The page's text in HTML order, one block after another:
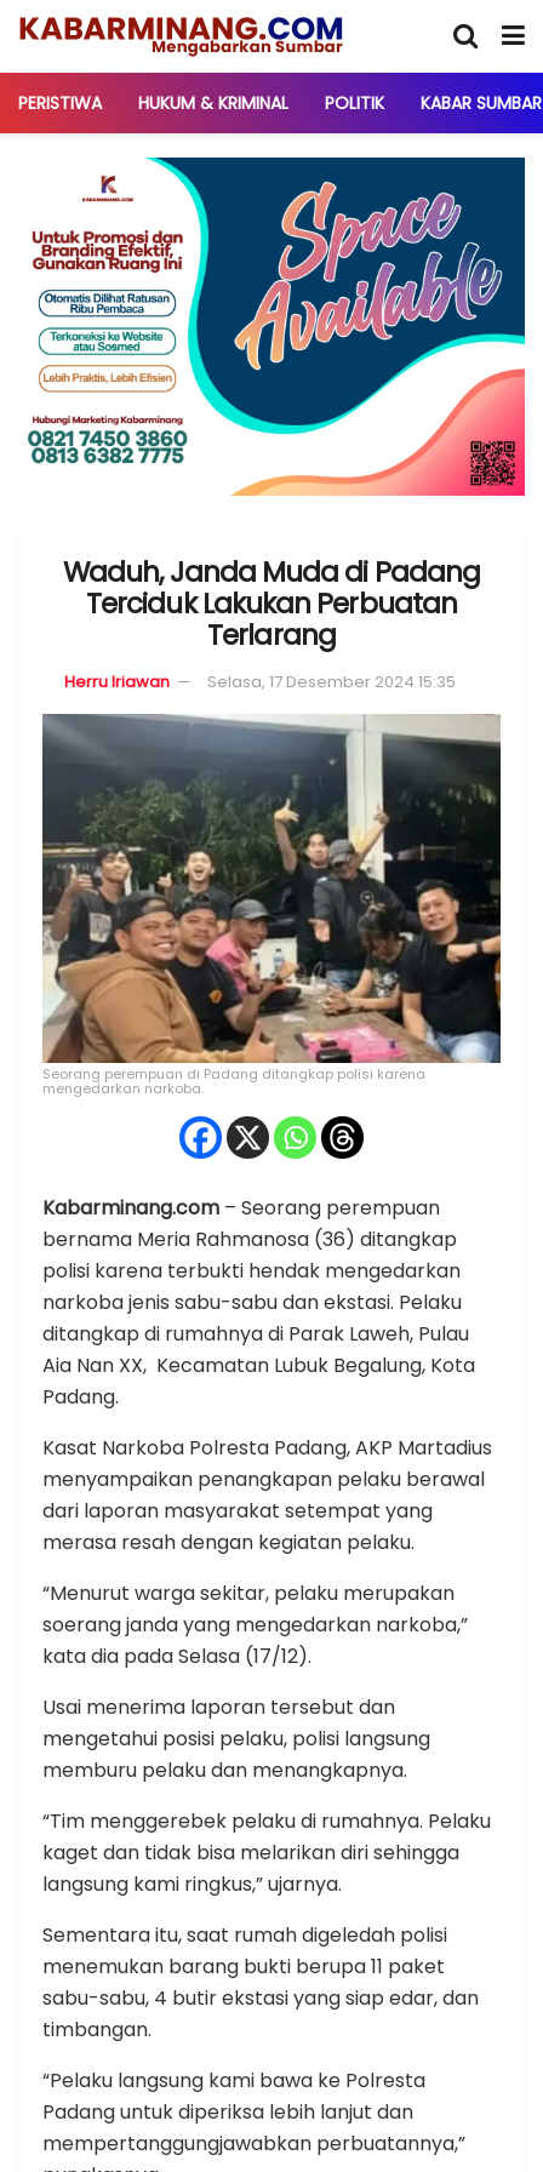
PERISTIWA HUKUM & KRIMINAL POLITIK KABAR SUMBAR
Waduh, Janda Muda di Padang
Terciduk Lakukan Perbuatan
Terlarang
Herru Iriawan Selasa, 17 Desember 2024 15:35
Seorang perempuan di Padang ditangkap polisi karena
mengedarkan narkoba.
Kabarminang.com – Seorang perempuan
bernama Meria Rahmanosa (36) ditangkap
polisi karena terbukti hendak mengedarkan
narkoba jenis sabu-sabu dan ekstasi. Pelaku
ditangkap di rumahnya di Parak Laweh, Pulau
Aia Nan XX, Kecamatan Lubuk Begalung, Kota
Padang.
Kasat Narkoba Polresta Padang, AKP Martadius
menyampaikan penangkapan pelaku berawal
dari laporan masyarakat setempat yang
merasa resah dengan kegiatan pelaku.
“Menurut warga sekitar, pelaku merupakan
soerang janda yang mengedarkan narkoba,”
kata dia pada Selasa (17/12).
Usai menerima laporan tersebut dan
mengetahui posisi pelaku, polisi langsung
memburu pelaku dan menangkapnya.
“Tim menggerebek pelaku di rumahnya. Pelaku
kaget dan tidak bisa melarikan diri sehingga
langsung kami ringkus,” ujarnya.
Sementara itu, saat rumah digeledah polisi
menemukan barang bukti berupa 11 paket
sabu-sabu, 4 butir ekstasi yang siap edar, dan
timbangan.
“Pelaku langsung kami bawa ke Polresta
Padang untuk diperiksa lebih lanjut dan
mempertanggungjawabkan perbuatannya,”